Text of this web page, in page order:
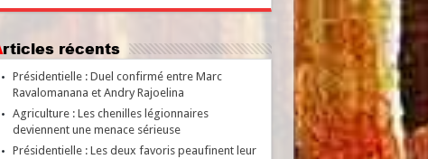
Articles récents
Présidentielle : Duel confirmé entre Marc
Ravalomanana et Andry Rajoelina
Agriculture : Les chenilles légionnaires
deviennent une menace sérieuse
Présidentielle : Les deux favoris peaufinent leur